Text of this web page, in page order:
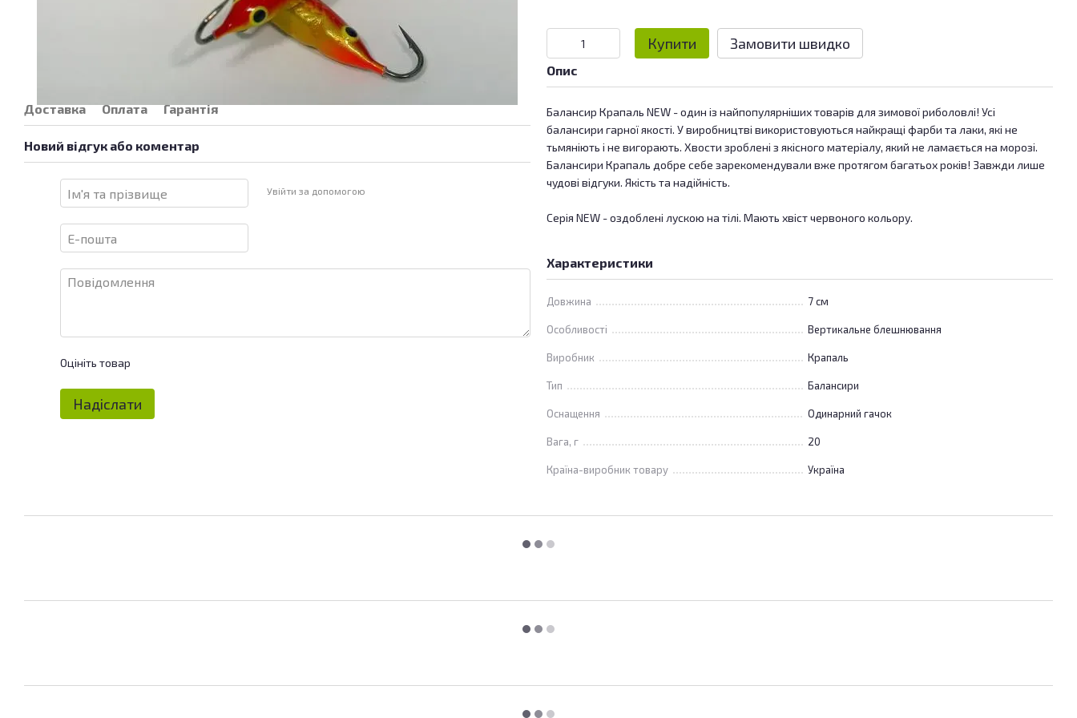
Доставка Оплата Гарантія
Новий відгук або коментар
Увійти за допомогою
Оцініть товар
Надіслати
Купити Замовити швидко
Опис
Балансир Крапаль NEW - один із найпопулярніших товарів для зимової риболовлі! Усі
балансири гарної якості. У виробництві використовуються найкращі фарби та лаки, які не
тьмяніють і не вигорають. Хвости зроблені з якісного матеріалу, який не ламається на морозі.
Балансири Крапаль добре себе зарекомендували вже протягом багатьох років! Завжди лише
чудові відгуки. Якість та надійність.
Серія NEW - оздоблені лускою на тілі. Мають хвіст червоного кольору.
Характеристики
Довжина 7 см
Особливості Вертикальне блешнювання
Виробник Крапаль
Тип Балансири
Оснащення Одинарний гачок
Вага, г 20
Країна-виробник товару Україна